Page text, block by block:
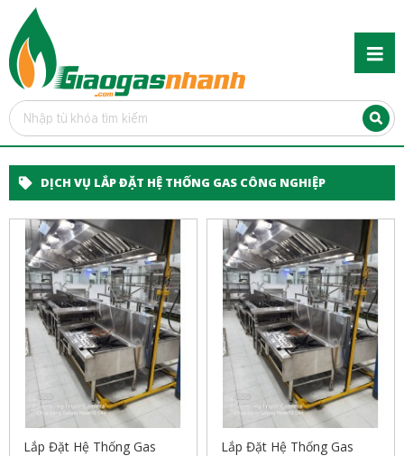
DỊCH VỤ LẮP ĐẶT HỆ THỐNG GAS CÔNG NGHIỆP
Lắp Đặt Hệ Thống Gas
Lắp Đặt Hệ Thống Gas